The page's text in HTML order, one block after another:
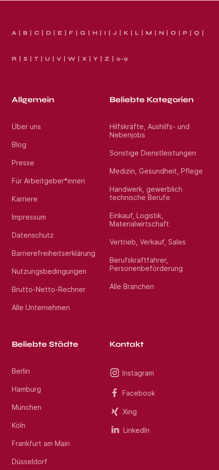
A B C D E F G H I J K L M N O P Q
R S T U V W X Y Z 0-9
Allgemein
Über uns
Blog
Presse
Für Arbeitgeber*innen
Karriere
Impressum
Datenschutz
Barrierefreiheitserklärung
Nutzungsbedingungen
Brutto-Netto-Rechner
Alle Unternehmen
Beliebte Kategorien
Hilfskräfte, Aushilfs- und
Nebenjobs
Sonstige Dienstleistungen
Medizin, Gesundheit, Pflege
Handwerk, gewerblich
technische Berufe
Einkauf, Logistik,
Materialwirtschaft
Vertrieb, Verkauf, Sales
Berufskraftfahrer,
Personenbeförderung
Alle Branchen
Beliebte Städte
Berlin
Hamburg
München
Köln
Frankfurt am Main
Düsseldorf
Kontakt
Instagram
Facebook
Xing
LinkedIn